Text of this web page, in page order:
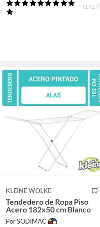
(1727)
KLEINE WOLKE
Tendedero de Ropa Piso
Acero 182x50 cm Blanco
Por SODIMAC